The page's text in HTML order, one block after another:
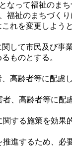
って福祉のま
祉のまちづく
れを変更しよう
して市民及び事
ものとする。
高齢者等に配慮
、高齢者等に配
する施策を効果
進するため、必